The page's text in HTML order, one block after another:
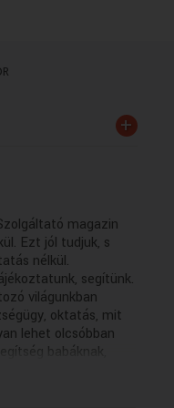
+
magazin
Ezt jól tudjuk, s
nélkül.
segítünk.
világunkban
oktatás, mit
lehet olcsóbban
babáknak,
sok minden más a
minden